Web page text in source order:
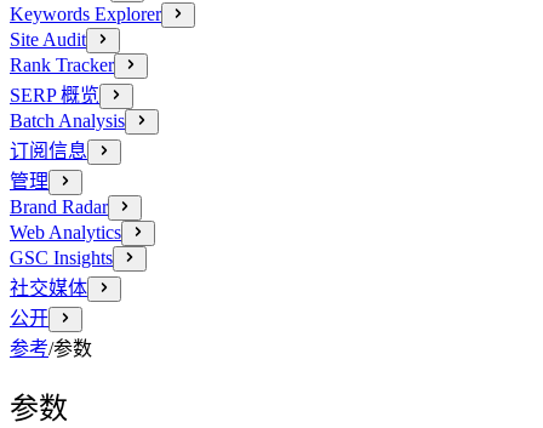
Keywords Explorer
Site Audit
Rank Tracker
SERP 概览
Batch Analysis
订阅信息
管理
Brand Radar
Web Analytics
GSC Insights
社交媒体
公开
参考/参数
参数